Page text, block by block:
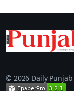
© 2026 Daily